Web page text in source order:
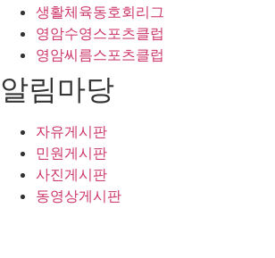
생활체육동호회리그
영암수영스포츠클럽
영암씨름스포츠클럽
알림마당
자유게시판
민원게시판
사진게시판
동영상게시판